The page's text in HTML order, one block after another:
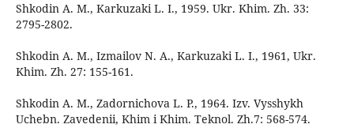
Shkodin A. M., Karkuzaki L. I., 1959. Ukr. Khim. Zh. 33:
2795-2802.
Shkodin A. M., Izmailov N. A., Karkuzaki L. I., 1961, Ukr.
Khim. Zh. 27: 155-161.
Shkodin A. M., Zadornichova L. P., 1964. Izv. Vysshykh
Uchebn. Zavedenii, Khim i Khim. Teknol. Zh.7: 568-574.